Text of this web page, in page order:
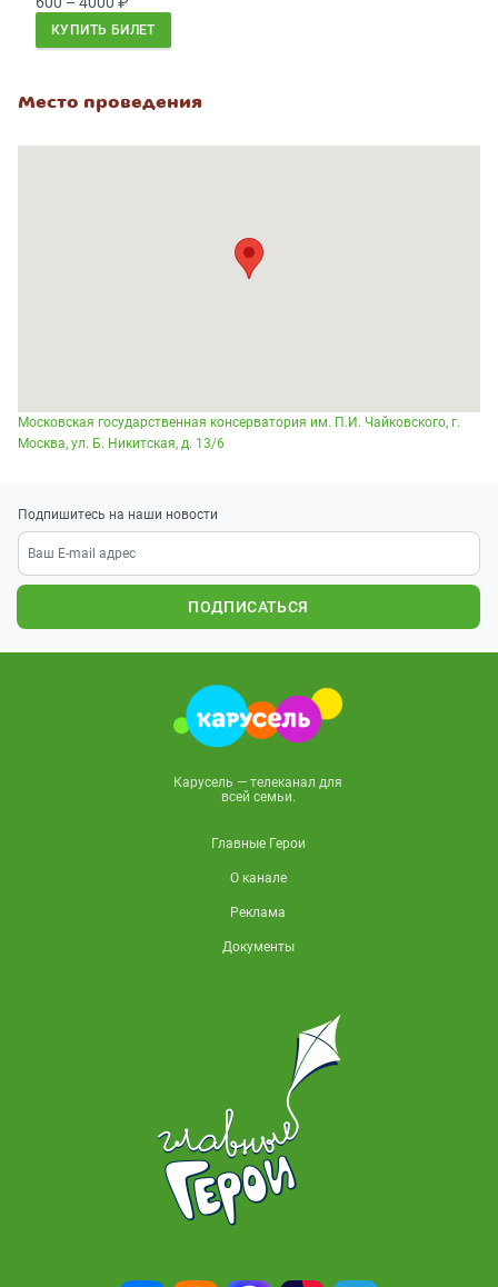
КУПИТЬ БИЛЕТ
Место проведения
Московская государственная консерватория им. П.И. Чайковского, г.
Москва, ул. Б. Никитская, д. 13/6
Подпишитесь на наши новости
ПОДПИСАТЬСЯ
Карусель — телеканал для
всей семьи.
Главные Герои
О канале
Реклама
Документы